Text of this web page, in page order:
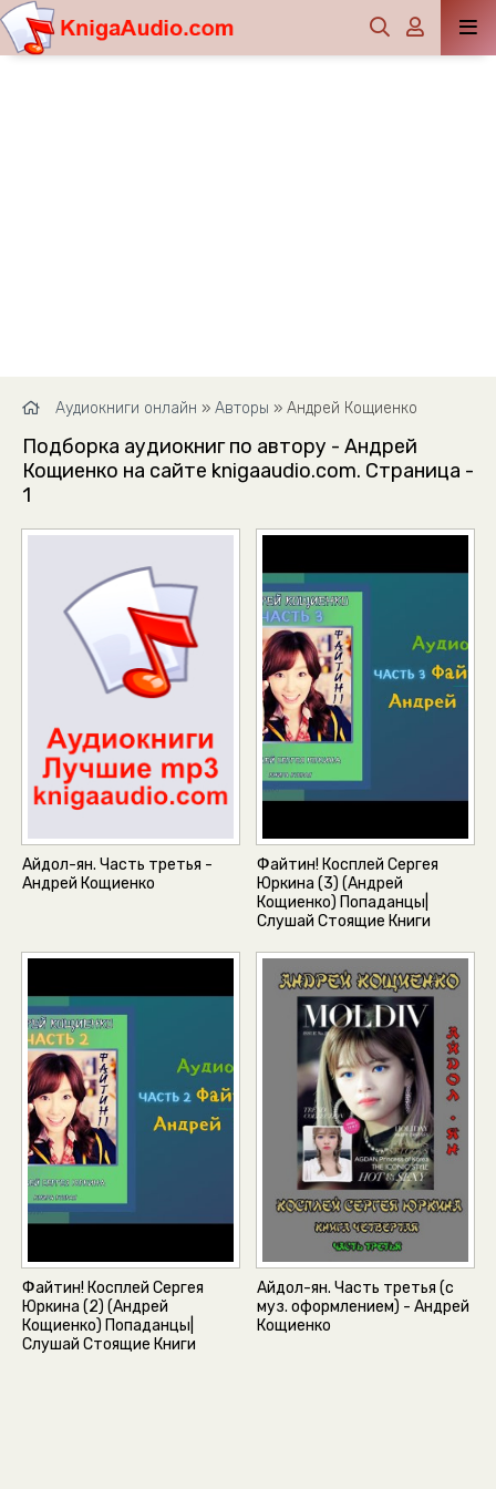
Аудиокниги онлайн » Авторы » Андрей Кощиенко
Подборка аудиокниг по автору - Андрей
Кощиенко на сайте knigaaudio.com. Страница -
1
Айдол-ян. Часть третья -
Андрей Кощиенко
Файтин! Косплей Сергея
Юркина (3) (Андрей
Кощиенко) Попаданцы|
Слушай Стоящие Книги
Файтин! Косплей Сергея
Юркина (2) (Андрей
Кощиенко) Попаданцы|
Слушай Стоящие Книги
Айдол-ян. Часть третья (с
муз. оформлением) - Андрей
Кощиенко